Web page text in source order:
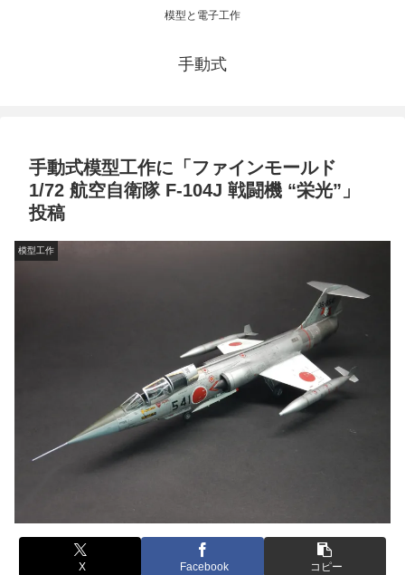
模型と電子工作
手動式
手動式模型工作に「ファインモールド
1/72 航空自衛隊 F-104J 戦闘機 “栄光”」
投稿
模型工作
X Facebook コピー